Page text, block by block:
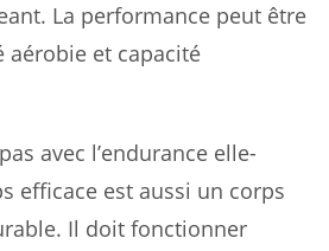
La performance peut être
aérobie et capacité
avec l’endurance elle-
efficace est aussi un corps
Il doit fonctionner